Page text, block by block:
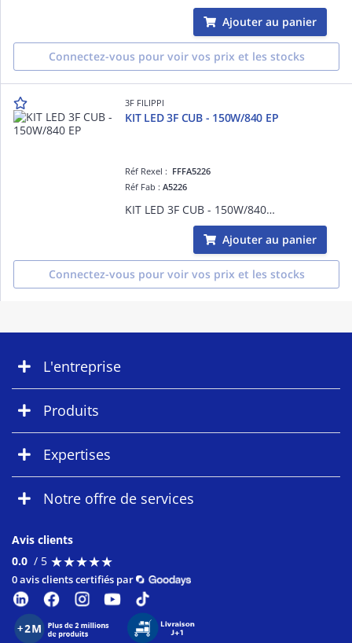
Ajouter au panier
Connectez-vous pour voir vos prix et les stocks
3F FILIPPI
KIT LED 3F CUB - 150W/840 EP
Réf Rexel : FFFA5226
Réf Fab :A5226
KIT LED 3F CUB - 150W/840 EP
Ajouter au panier
Connectez-vous pour voir vos prix et les stocks
L'entreprise
Produits
Expertises
Notre offre de services
Avis clients
0.0 / 5 ★★★★★
★★★★★
0 avis clients certifiés par